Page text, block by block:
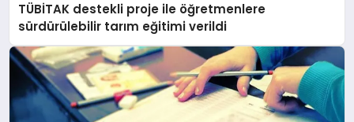
TÜBİTAK destekli proje ile öğretmenlere
sürdürülebilir tarım eğitimi verildi